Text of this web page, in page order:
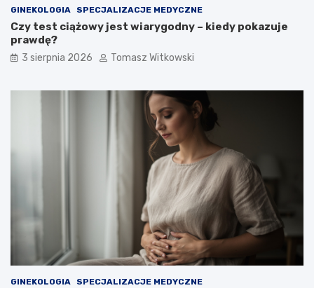
GINEKOLOGIA SPECJALIZACJE MEDYCZNE
Czy test ciążowy jest wiarygodny – kiedy pokazuje
prawdę?
3 sierpnia 2026 Tomasz Witkowski
GINEKOLOGIA SPECJALIZACJE MEDYCZNE